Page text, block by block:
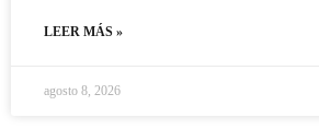
LEER MÁS »
agosto 8, 2026